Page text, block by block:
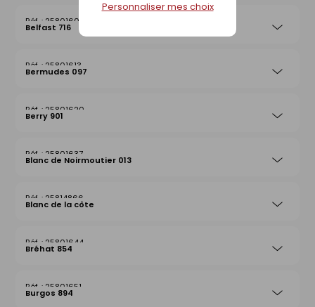
Personnaliser mes choix
25801606
Belfast 716
25801613
Bermudes 097
25801620
Berry 901
25801637
Blanc de Noirmoutier 013
25814866
Blanc de la côte
25801644
Bréhat 854
25801651
Burgos 894